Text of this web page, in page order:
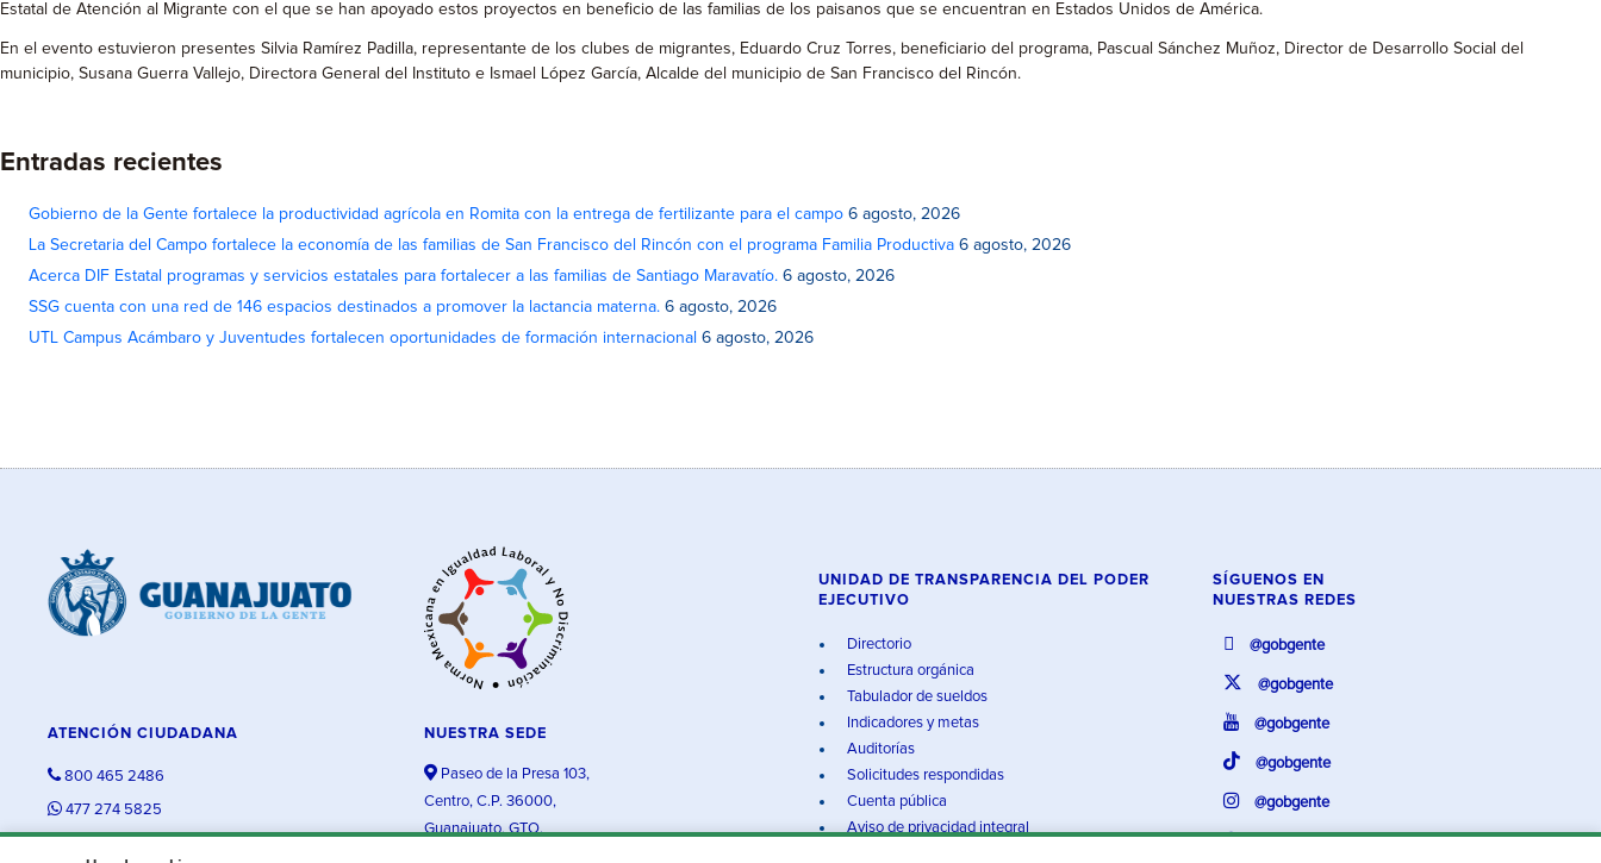
Estatal de Atención al Migrante con el que se han apoyado estos proyectos en beneficio de las familias de los paisanos que se encuentran en Estados Unidos de América.
En el evento estuvieron presentes Silvia Ramírez Padilla, representante de los clubes de migrantes, Eduardo Cruz Torres, beneficiario del programa, Pascual Sánchez Muñoz, Director de Desarrollo Social del
municipio, Susana Guerra Vallejo, Directora General del Instituto e Ismael López García, Alcalde del municipio de San Francisco del Rincón.
Entradas recientes
Gobierno de la Gente fortalece la productividad agrícola en Romita con la entrega de fertilizante para el campo 6 agosto, 2026
La Secretaria del Campo fortalece la economía de las familias de San Francisco del Rincón con el programa Familia Productiva 6 agosto, 2026
Acerca DIF Estatal programas y servicios estatales para fortalecer a las familias de Santiago Maravatío. 6 agosto, 2026
SSG cuenta con una red de 146 espacios destinados a promover la lactancia materna. 6 agosto, 2026
UTL Campus Acámbaro y Juventudes fortalecen oportunidades de formación internacional 6 agosto, 2026
ATENCIÓN CIUDADANA
800 465 2486
477 274 5825
NUESTRA SEDE
Paseo de la Presa 103,
Centro, C.P. 36000,
Guanajuato, GTO.
UNIDAD DE TRANSPARENCIA DEL PODER
EJECUTIVO
Directorio
Estructura orgánica
Tabulador de sueldos
Indicadores y metas
Auditorías
Solicitudes respondidas
Cuenta pública
Aviso de privacidad integral
SÍGUENOS EN
NUESTRAS REDES
@gobgente
@gobgente
@gobgente
@gobgente
@gobgente
@gobgente